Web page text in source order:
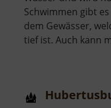
Schwimmen gibt
dem Gewässer,
tief ist. Auch kann